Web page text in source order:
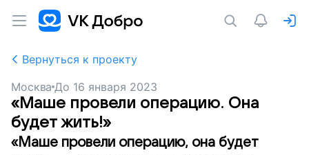
Вернуться к проекту
Москва До 16 января 2023
«Маше провели операцию. Она
будет жить!»
«Маше провели операцию, она будет